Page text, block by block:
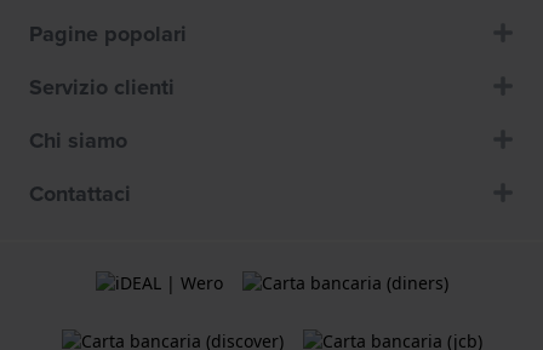
Pagine popolari
Servizio clienti
Chi siamo
Contattaci